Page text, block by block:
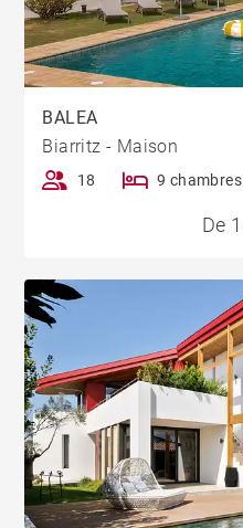
BALEA
Biarritz - Maison
18 9 chambres
De